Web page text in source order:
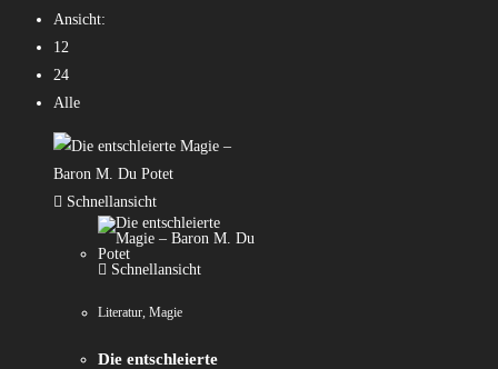
Ansicht:
12
24
Alle
Schnellansicht
Schnellansicht
Literatur, Magie
Die entschleierte